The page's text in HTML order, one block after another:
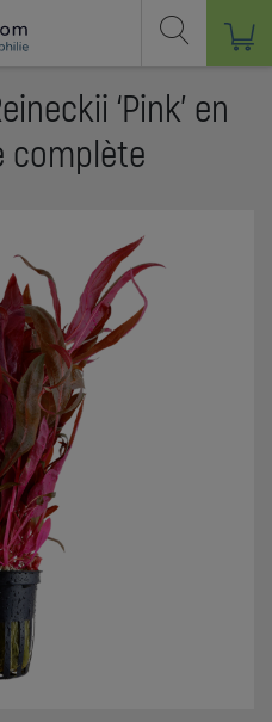
‘Pink’ en
complète